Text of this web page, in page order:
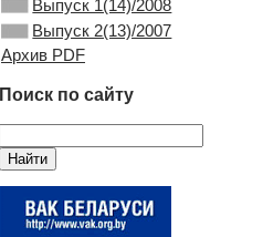
Выпуск 1(14)/2008
Выпуск 2(13)/2007
Архив PDF
Поиск по сайту